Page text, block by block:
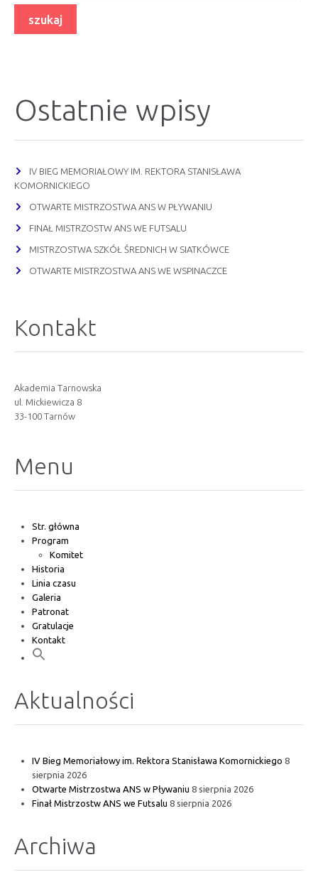
Ostatnie wpisy
IV BIEG MEMORIAŁOWY IM. REKTORA STANISŁAWA
KOMORNICKIEGO
OTWARTE MISTRZOSTWA ANS W PŁYWANIU
FINAŁ MISTRZOSTW ANS WE FUTSALU
MISTRZOSTWA SZKÓŁ ŚREDNICH W SIATKÓWCE
OTWARTE MISTRZOSTWA ANS WE WSPINACZCE
Kontakt
Akademia Tarnowska
ul. Mickiewicza 8
33-100 Tarnów
Menu
Str. główna
Program
Komitet
Historia
Linia czasu
Galeria
Patronat
Gratulacje
Kontakt
Aktualności
IV Bieg Memoriałowy im. Rektora Stanisława Komornickiego 8
sierpnia 2026
Otwarte Mistrzostwa ANS w Pływaniu 8 sierpnia 2026
Finał Mistrzostw ANS we Futsalu 8 sierpnia 2026
Archiwa